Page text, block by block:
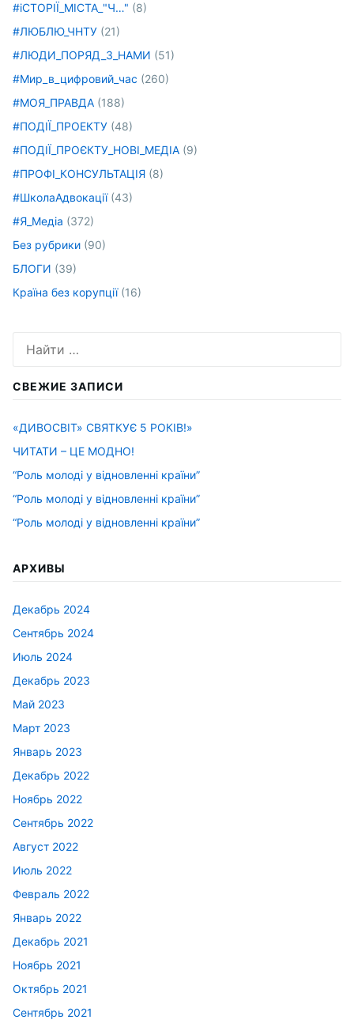
#іСТОРІЇ_МІСТА_"Ч…" (8)
#ЛЮБЛЮ_ЧНТУ (21)
#ЛЮДИ_ПОРЯД_З_НАМИ (51)
#Мир_в_цифровий_час (260)
#МОЯ_ПРАВДА (188)
#ПОДІЇ_ПРОЕКТУ (48)
#ПОДІЇ_ПРОЄКТУ_НОВІ_МЕДІА (9)
#ПРОФІ_КОНСУЛЬТАЦІЯ (8)
#ШколаАдвокації(43)
#Я_Медіа (372)
Без рубрики (90)
БЛОГИ (39)
Країна без корупції(16)
СВЕЖИЕ ЗАПИСИ
«ДИВОСВІТ» СВЯТКУЄ 5 РОКІВ!»
ЧИТАТИ – ЦЕ МОДНО!
“Роль молоді у відновленні країни”
“Роль молоді у відновленні країни”
“Роль молоді у відновленні країни”
АРХИВЫ
Декабрь 2024
Сентябрь 2024
Июль 2024
Декабрь 2023
Май 2023
Март 2023
Январь 2023
Декабрь 2022
Ноябрь 2022
Сентябрь 2022
Август 2022
Июль 2022
Февраль 2022
Январь 2022
Декабрь 2021
Ноябрь 2021
Октябрь 2021
Сентябрь 2021